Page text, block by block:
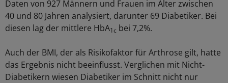
Daten von 927 Männern und Frauen im Alter zwischen
40 und 80 Jahren analysiert, darunter 69 Diabetiker. Bei
diesen lag der mittlere HbA1c bei 7,2%.
Auch der BMI, der als Risikofaktor für Arthrose gilt, hatte
das Ergebnis nicht beeinflusst. Verglichen mit Nicht-
Diabetikern wiesen Diabetiker im Schnitt nicht nur